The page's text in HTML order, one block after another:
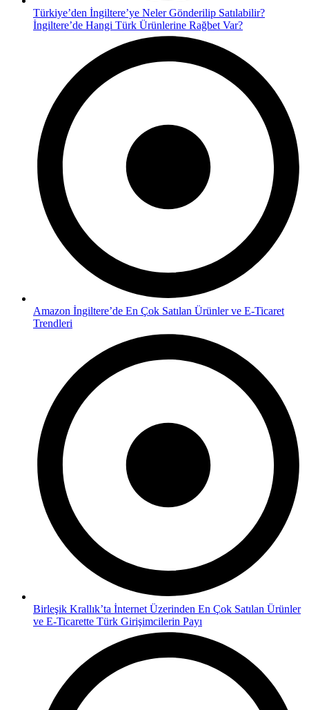
Türkiye’den İngiltere’ye Neler Gönderilip Satılabilir?
İngiltere’de Hangi Türk Ürünlerine Rağbet Var?
Amazon İngiltere’de En Çok Satılan Ürünler ve E-Ticaret
Trendleri
Birleşik Krallık’ta İnternet Üzerinden En Çok Satılan Ürünler
ve E-Ticarette Türk Girişimcilerin Payı